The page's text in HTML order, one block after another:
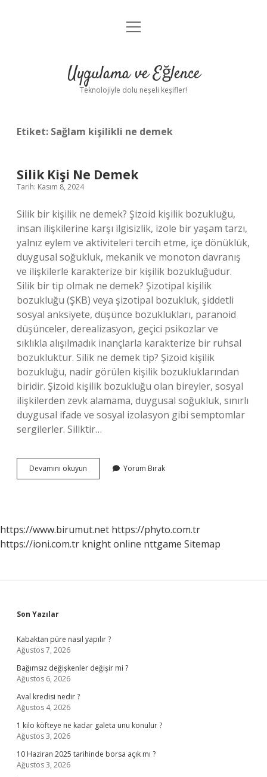
Anasayfa
Yasal Uyarı
menüyü
Uygulama ve Eğlence
Teknolojiyle dolu neşeli keşifler!
Etiket: Sağlam kişilikli ne demek
Silik Kişi Ne Demek
Tarih: Kasım 8, 2024
Silik bir kişilik ne demek? Şizoid kişilik bozukluğu,
insan ilişkilerine karşı ilgisizlik, izole bir yaşam tarzı,
yalnız eylem ve aktiviteleri tercih etme, içe dönüklük,
duygusal soğukluk, mekanik ve monoton davranış
ve ilişkilerle karakterize bir kişilik bozukluğudur.
Silik bir tip olmak ne demek? Şizotipal kişilik
bozukluğu (ŞKB) veya şizotipal bozukluk, şiddetli
sosyal anksiyete, düşünce bozuklukları, paranoid
düşünceler, derealizasyon, geçici psikozlar ve
sıklıkla alışılmadık inançlarla karakterize bir ruhsal
bozukluktur. Silik ne demek tip? Şizoid kişilik
bozukluğu, nadir görülen kişilik bozukluklarından
biridir. Şizoid kişilik bozukluğu olan bireyler, sosyal
ilişkilerden zevk alamama, duygusal soğukluk, sınırlı
duygusal ifade ve sosyal izolasyon gibi semptomlar
sergilerler. Siliktir…
Devamını okuyun
Kişi
Yorum Bırak
https://www.birumut.net https://phyto.com.tr
https://ioni.com.tr knight online nttgame Sitemap
Sidebar
Son Yazılar
Kabaktan püre nasıl yapılır ?
Ağustos 7, 2026
Bağımsız değişkenler değişir mi ?
Ağustos 6, 2026
Aval kredisi nedir ?
Ağustos 4, 2026
1 kilo köfteye ne kadar galeta unu konulur ?
Ağustos 3, 2026
10 Haziran 2025 tarihinde borsa açık mı ?
Ağustos 3, 2026